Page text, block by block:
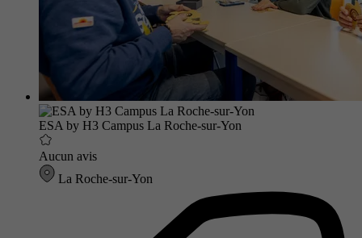
ESA by H3 Campus La Roche-sur-Yon
Aucun avis
La Roche-sur-Yon